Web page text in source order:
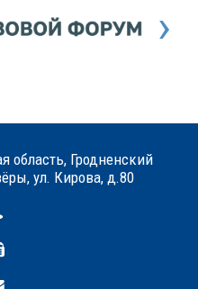
›
область, Гродненский
ул. Кирова, д.80